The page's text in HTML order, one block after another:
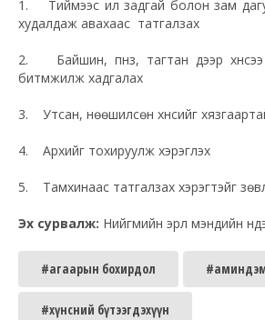
1. Тиймээс ил задгай болон зам
худалдаж авахаас татгалзах
2. Байшин, пүнз, тагтан дээр хүнсээ
битүүмжилж хадгалах
3. Утсан, нөөшилсөн хүнсийг
4. Архийг тохируулж хэрэглэх
5. Тамхинаас татгалзах хэрэгтэйг
Эх сурвалж: Нийгмийн эрүүл мэндийн
#агаарын бохирдол
#хүнсний бүтээгдэхүүн